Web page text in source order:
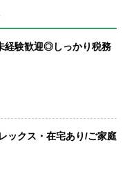
経験歓迎◎しっかり税務
ックス・在宅あり/ご家庭